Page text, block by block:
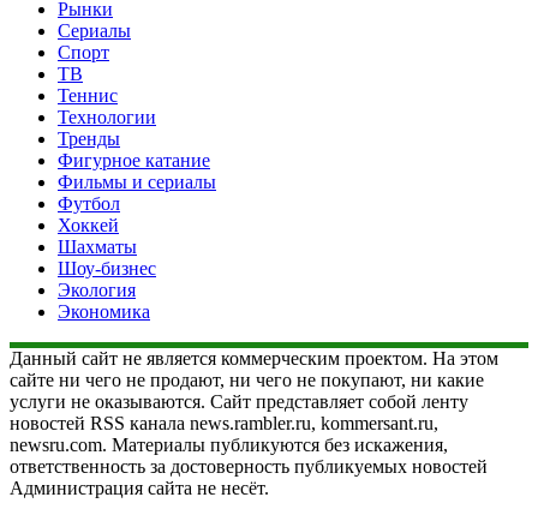
Рынки
Сериалы
Спорт
ТВ
Теннис
Технологии
Тренды
Фигурное катание
Фильмы и сериалы
Футбол
Хоккей
Шахматы
Шоу-бизнес
Экология
Экономика
Данный сайт не является коммерческим проектом. На этом
сайте ни чего не продают, ни чего не покупают, ни какие
услуги не оказываются. Сайт представляет собой ленту
новостей RSS канала news.rambler.ru, kommersant.ru,
newsru.com. Материалы публикуются без искажения,
ответственность за достоверность публикуемых новостей
Администрация сайта не несёт.